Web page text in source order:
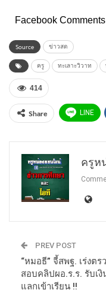
Facebook Comments
Source ข่าวสด
ครู ทะเลาะวิวาท
414
Share LINE
ครูห
PREV POST
“หมอธี” จี้สพฐ. เร่งตร
สอบคลิปผอ.ร.ร. รับเงิ
แลกเข้าเรียน !!